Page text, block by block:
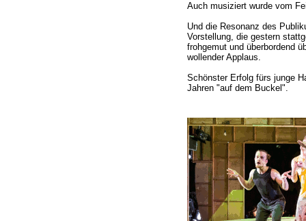
Auch musiziert wurde vom
Und die Resonanz des
Vorstellung, die gestern
frohgemut und überbordend
wollender Applaus.
Schönster Erfolg fürs junge
Jahren "auf dem Buckel".